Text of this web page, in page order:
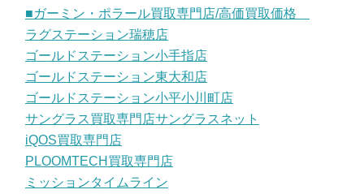
■ガーミン・ポラール買取専門店/高価買取価格
ラグステーション瑞穂店
ゴールドステーション小手指店
ゴールドステーション東大和店
ゴールドステーション小平小川町店
サングラス買取専門店サングラスネット
iQOS買取専門店
PLOOMTECH買取専門店
ミッションタイムライン